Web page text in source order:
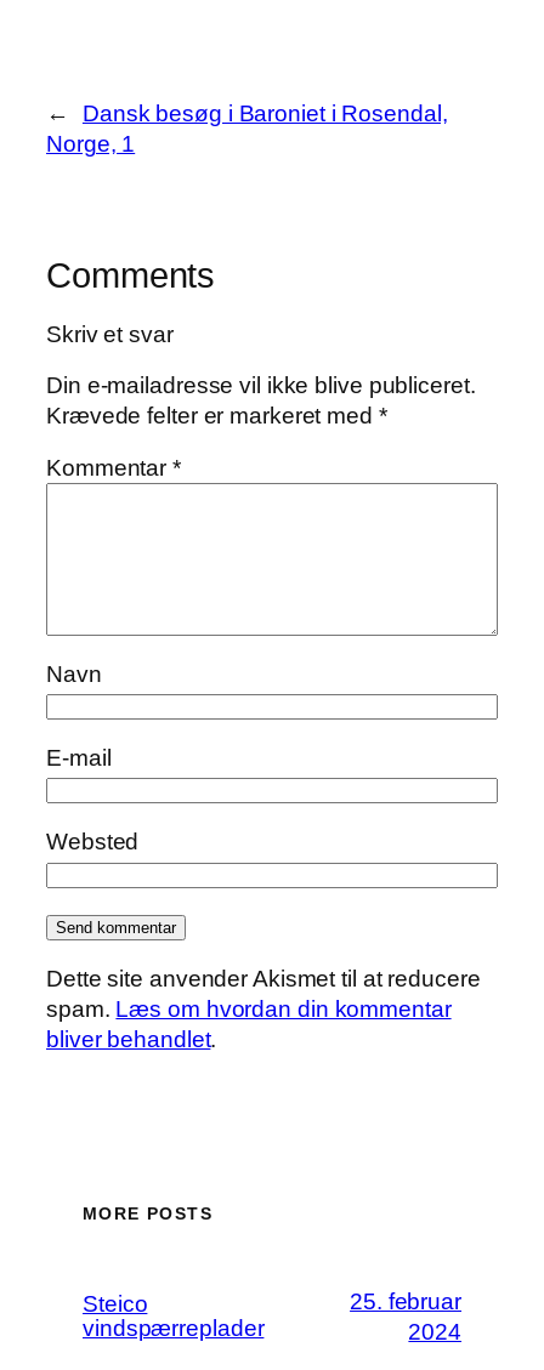
←
Dansk besøg i Baroniet i Rosendal,
Norge, 1
Comments
Skriv et svar
Din e-mailadresse vil ikke blive publiceret.
Krævede felter er markeret med *
Kommentar*
Navn
E-mail
Websted
Dette site anvender Akismet til at reducere
spam. Læs om hvordan din kommentar
bliver behandlet.
MORE POSTS
Steico
vindspærreplader
25. februar
2024